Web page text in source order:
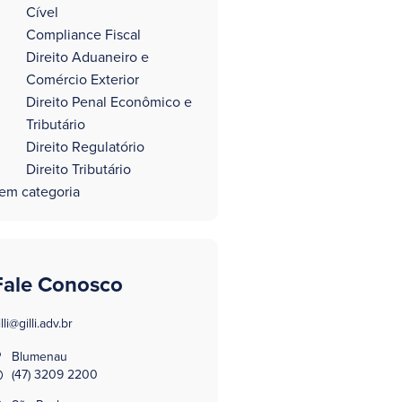
Cível
Compliance Fiscal
Direito Aduaneiro e
Comércio Exterior
Direito Penal Econômico e
Tributário
Direito Regulatório
Direito Tributário
categoria
Conosco
Blumenau
(47) 3209 2200